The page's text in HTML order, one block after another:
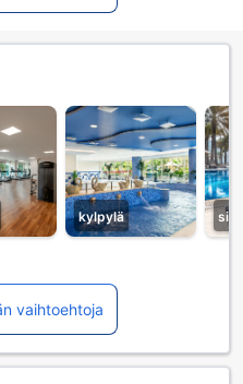
kylpylä
vaihtoehtoja